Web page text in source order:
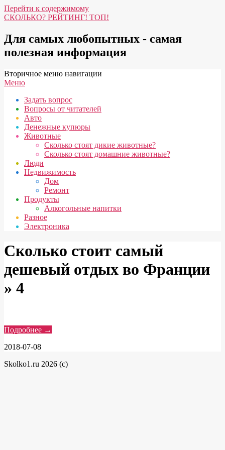
Перейти к содержимому
СКОЛЬКО? РЕЙТИНГ! ТОП!
Для самых любопытных - самая
полезная информация
Вторичное меню навигации
Меню
Задать вопрос
Вопросы от читателей
Авто
Денежные купюры
Животные
Сколько стоят дикие животные?
Сколько стоят домашние животные?
Люди
Недвижимость
Дом
Ремонт
Продукты
Алкогольные напитки
Разное
Электроника
Сколько стоит самый
дешевый отдых во Франции
» 4
Подробнее →
2018-07-08
Skolko1.ru 2026 (c)